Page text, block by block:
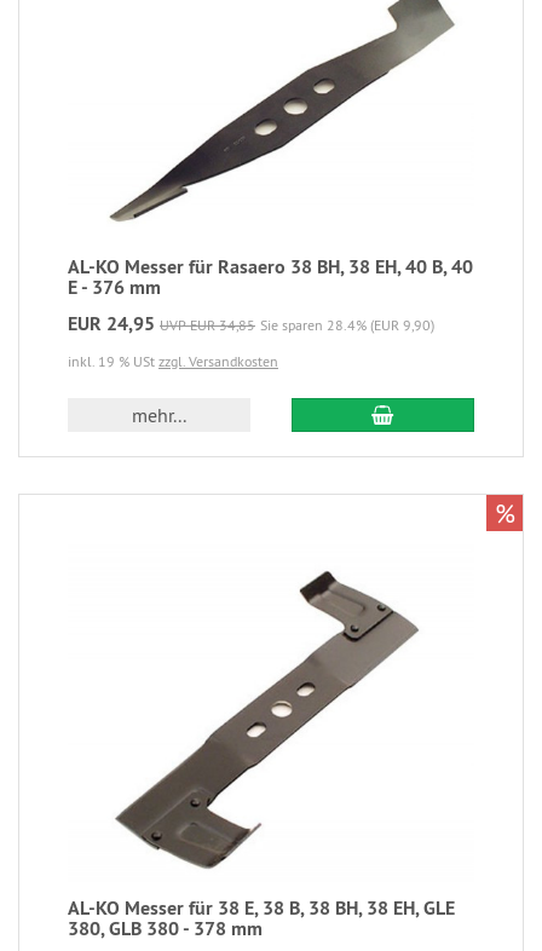
AL-KO Messer für Rasaero 38 BH, 38 EH, 40 B, 40
E - 376 mm
EUR 24,95 UVP EUR 34,85 Sie sparen 28.4% (EUR 9,90)
inkl. 19 % USt zzgl. Versandkosten
mehr...
AL-KO Messer für 38 E, 38 B, 38 BH, 38 EH, GLE
380, GLB 380 - 378 mm
%